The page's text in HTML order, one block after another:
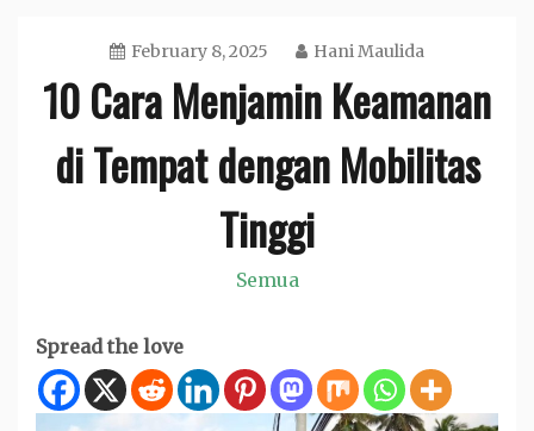
February 8, 2025 Hani Maulida
10 Cara Menjamin Keamanan
di Tempat dengan Mobilitas
Tinggi
Semua
Spread the love